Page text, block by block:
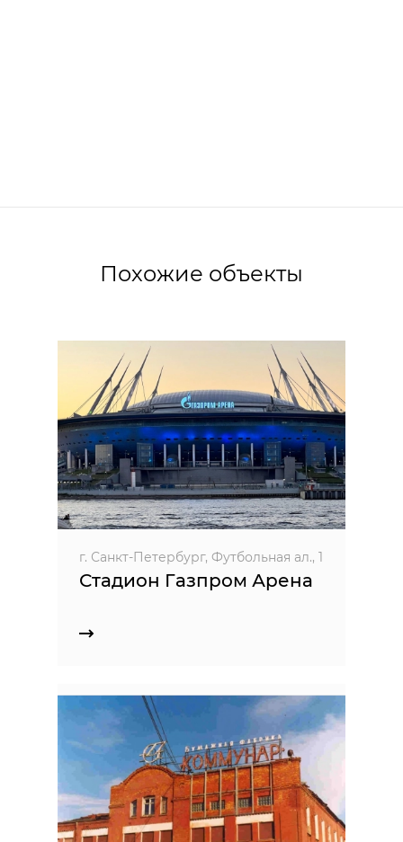
Похожие объекты
г. Санкт-Петербург, Футбольная ал., 1
Стадион Газпром Арена